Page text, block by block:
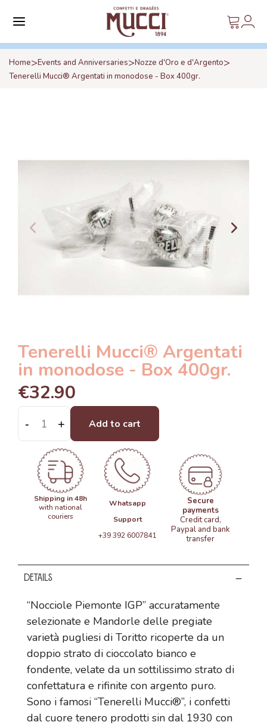
Home>Events and Anniversaries>Nozze d'Oro e d'Argento>
Tenerelli Mucci® Argentati in monodose - Box 400gr.
Tenerelli Mucci® Argentati
in monodose - Box 400gr.
€32.90
- + Add to cart
Shipping in 48h
with national
couriers
Whatsapp
Support
+39 392 6007841
Secure
payments
Credit card,
Paypal and bank
transfer
Details
“Nocciole Piemonte IGP” accuratamente
selezionate e Mandorle delle pregiate
varietà pugliesi di Toritto ricoperte da un
doppio strato di cioccolato bianco e
fondente, velate da un sottilissimo strato di
confettatura e rifinite con argento puro.
Sono i famosi “Tenerelli Mucci®”, i confetti
dal cuore tenero prodotti sin dal 1930 con